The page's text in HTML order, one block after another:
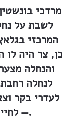
מרדכי
לשבת על
המרכזי
כן, צר היה לו
והנחלה
לנחלה
לעדרי בקר
— לחיי אכר בכפר.